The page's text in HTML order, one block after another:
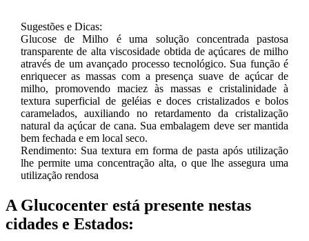
Sugestões e Dicas:
Glucose de Milho é uma solução concentrada pastosa
transparente de alta viscosidade obtida de açúcares de milho
através de um avançado processo tecnológico. Sua função é
enriquecer as massas com a presença suave de açúcar de
milho, promovendo maciez às massas e cristalinidade à
textura superficial de geléias e doces cristalizados e bolos
caramelados, auxiliando no retardamento da cristalização
natural da açúcar de cana. Sua embalagem deve ser mantida
bem fechada e em local seco.
Rendimento: Sua textura em forma de pasta após utilização
lhe permite uma concentração alta, o que lhe assegura uma
utilização rendosa
A Glucocenter está presente nestas
cidades e Estados: